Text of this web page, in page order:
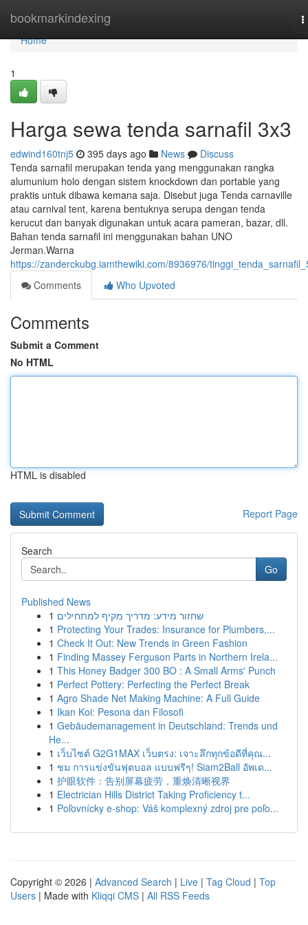
bookmarkindexing
Home
Home
1
Harga sewa tenda sarnafil 3x3
edwind160tnj5 395 days ago News
Discuss
Tenda sarnafil merupakan tenda yang menggunakan rangka
alumunium holo dengan sistem knockdown dan portable yang
praktis untuk dibawa kemana saja. Disebut juga Tenda carnaville
atau carnival tent, karena bentuknya serupa dengan tenda
kerucut dan banyak digunakan untuk acara pameran, bazar, dll.
Bahan tenda sarnafil ini menggunakan bahan UNO
Jerman.Warna
https://zanderckubg.iamthewiki.com/8936976/
Comments
Who Upvoted
Comments
Submit a Comment
No HTML
HTML is disabled
Report Page
Search
Go
Published News
1 שחזור מידע: מדריך מקיף למתחילים
1 Protecting Your Trades: Insurance for Plumbers,...
1 Check It Out: New Trends in Green Fashion
1 Finding Massey Ferguson Parts in Northern Irela...
1 This Honey Badger 300 BO : A Small Arms' Punch
1 Perfect Pottery: Perfecting the Perfect Break
1 Agro Shade Net Making Machine: A Full Guide
1 Ikan Koi: Pesona dan Filosofi
1 Gebäudemanagement in Deutschland: Trends und
He...
1 เว็บไซต์ G2G1MAX เว็บตรง: เจาะลึกทุกข้อดีที่คุณ...
1 ชม การแข่งขันฟุตบอล แบบฟรีๆ! Siam2Ball อัพเด...
1 护眼软件：告别屏幕疲劳，重焕清晰视界
1 Electrician Hills District Taking Proficiency t...
1 Poľovnícky e-shop: Váš komplexný zdroj pre poľo...
Copyright © 2026 | Advanced Search | Live | Tag Cloud | Top
Users | Made with Kliqqi CMS | All RSS Feeds